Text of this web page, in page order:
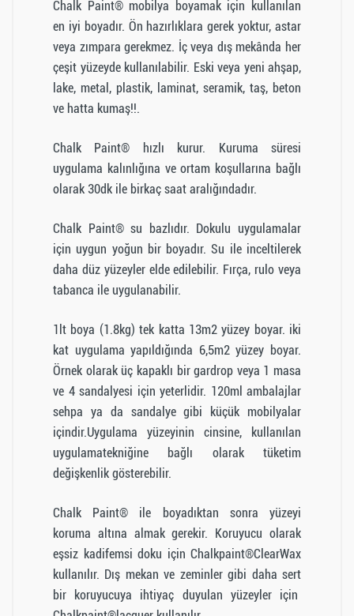
Chalk Paint® mobilya boyamak için kullanılan
en iyi boyadır. Ön hazırlıklara gerek yoktur, astar
veya zımpara gerekmez. İç veya dış mekânda her
çeşit yüzeyde kullanılabilir. Eski veya yeni ahşap,
lake, metal, plastik, laminat, seramik, taş, beton
ve hatta kumaş!!.
Chalk Paint® hızlı kurur. Kuruma süresi
uygulama kalınlığına ve ortam koşullarına bağlı
olarak 30dk ile birkaç saat aralığındadır.
Chalk Paint® su bazlıdır. Dokulu uygulamalar
için uygun yoğun bir boyadır. Su ile inceltilerek
daha düz yüzeyler elde edilebilir. Fırça, rulo veya
tabanca ile uygulanabilir.
1lt boya (1.8kg) tek katta 13m2 yüzey boyar. iki
kat uygulama yapıldığında 6,5m2 yüzey boyar.
Örnek olarak üç kapaklı bir gardrop veya 1 masa
ve 4 sandalyesi için yeterlidir. 120ml ambalajlar
sehpa ya da sandalye gibi küçük mobilyalar
içindir.Uygulama yüzeyinin cinsine, kullanılan
uygulamatekniğine bağlı olarak tüketim
değişkenlik gösterebilir.
Chalk Paint® ile boyadıktan sonra yüzeyi
koruma altına almak gerekir. Koruyucu olarak
eşsiz kadifemsi doku için Chalkpaint®ClearWax
kullanılır. Dış mekan ve zeminler gibi daha sert
bir koruyucuya ihtiyaç duyulan yüzeyler için